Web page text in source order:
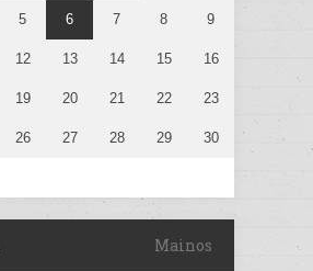
5 6 7 8 9
12 13 14 15 16
19 20 21 22 23
26 27 28 29 30
Mainos